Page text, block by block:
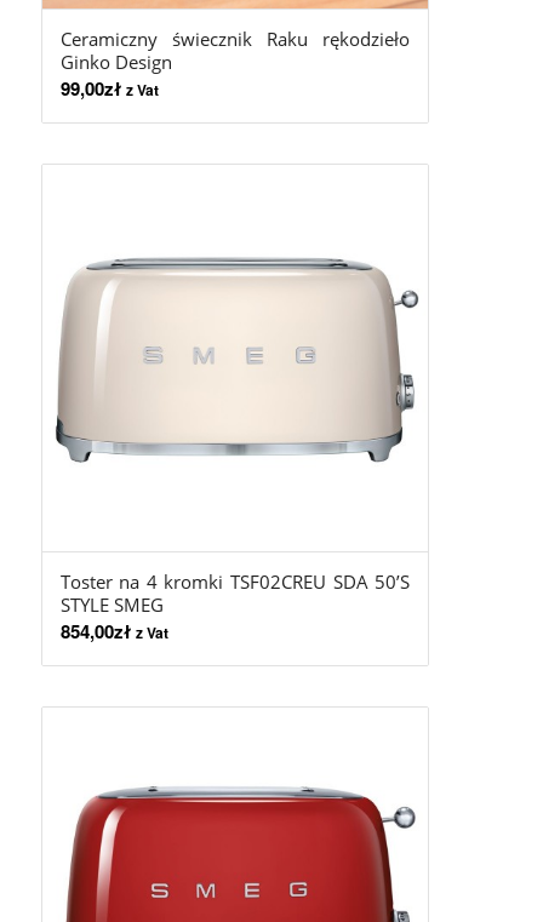
Ceramiczny świecznik Raku rękodzieło
Ginko Design
99,00zł z Vat
Toster na 4 kromki TSF02CREU SDA 50’S
STYLE SMEG
854,00zł z Vat